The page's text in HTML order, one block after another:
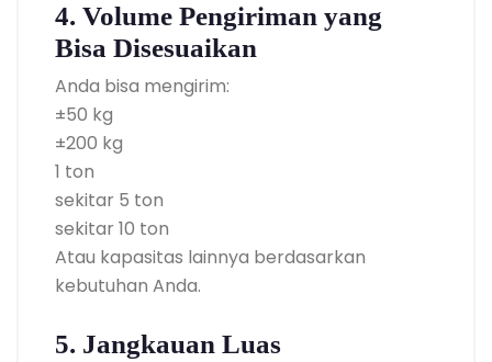
4. Volume Pengiriman yang
Bisa Disesuaikan
Anda bisa mengirim:
±50 kg
±200 kg
1 ton
sekitar 5 ton
sekitar 10 ton
Atau kapasitas lainnya berdasarkan
kebutuhan Anda.
5. Jangkauan Luas